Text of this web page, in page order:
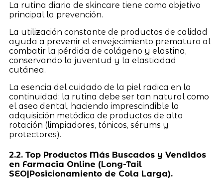
La rutina diaria de skincare tiene como objetivo
principal la prevención.
La utilización constante de productos de calidad
ayuda a prevenir el envejecimiento prematuro al
combatir la pérdida de colágeno y elastina,
conservando la juventud y la elasticidad
cutánea.
La esencia del cuidado de la piel radica en la
continuidad: la rutina debe ser tan natural como
el aseo dental, haciendo imprescindible la
adquisición metódica de productos de alta
rotación (limpiadores, tónicos, sérums y
protectores).
2.2. Top Productos Más Buscados y Vendidos
en Farmacia Online (Long-Tail
SEO|Posicionamiento de Cola Larga).